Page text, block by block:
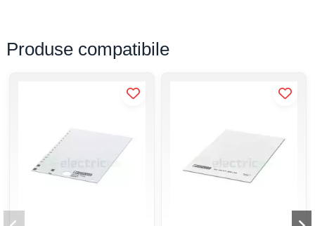
Produse compatibile